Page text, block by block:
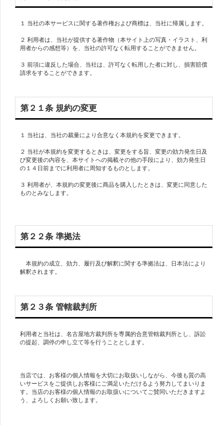
１ 当社の本サービスに関する著作権および商標は、当社に帰属します。
２ 利用者は、当社が提供する著作物（本サイト上の写真・イラスト、利
用者からの感想等）を、当社の許可なく転用することができません。
３ 前項に違反した場合、当社は、許可なく転用した者に対し、損害賠償
第２１条 規約の変更
１ 当社は、当社の裁量により合意なく本規約を変更できます。
２ 当社が本規約を変更するときは、変更をする旨、変更の効力発生日及
び変更後の内容を、本サイトへの掲載その他の手段により、効力発生日
の１４日前までに利用者に周知するものとします。
３ 利用者が、本規約の変更後に商品を購入したときは、変更に同意した
ものとみなします。
第２２条 準拠法
本規約の成立、効力、履行及び解釈に関する準拠法は、日本法により
第２３条 管轄裁判所
利用者と当社は、名古屋地方裁判所を専属的合意管轄裁判所とし、訴訟
の提起、調停の申し立て等を行うこととします。
当店では、お客様の個人情報を大切にお取扱いしながら、今後も質の高
いサービスをご提供しお客様にご満足いただけるよう努力してまいりま
す。当店のお客様の個人情報のお取扱いについてご賛同いただきますよ
う、よろしくお願い致します。